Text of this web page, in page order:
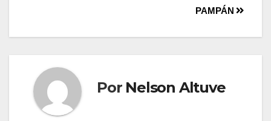
PAMPÁN
Por Nelson Altuve